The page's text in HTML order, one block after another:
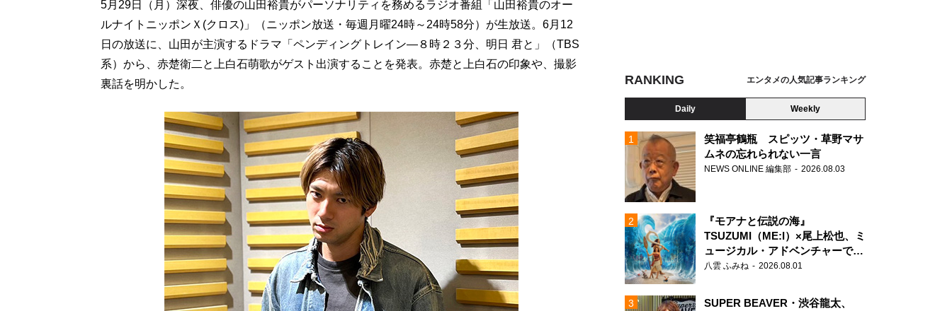
5月29日（月）深夜、俳優の山田裕貴がパーソナリティを務めるラジオ番組「山田裕貴のオー
ルナイトニッポンＸ(クロス)」（ニッポン放送・毎週月曜24時～24時58分）が生放送。6月12
日の放送に、山田が主演するドラマ「ペンディングトレイン―８時２３分、明日 君と」（TBS
系）から、赤楚衛二と上白石萌歌がゲスト出演することを発表。赤楚と上白石の印象や、撮影
裏話を明かした。
RANKING エンタメの人気記事ランキング
Daily Weekly
笑福亭鶴瓶 スピッツ・草野マサ
ムネの忘れられない一言
NEWS ONLINE 編集部 2026.08.03
『モアナと伝説の海』
TSUZUMI（ME:I）×尾上松也、ミ
ュージカル・アドベンチャーで美
声を響かせる
八雲 ふみね 2026.08.01
SUPER BEAVER・渋谷龍太、